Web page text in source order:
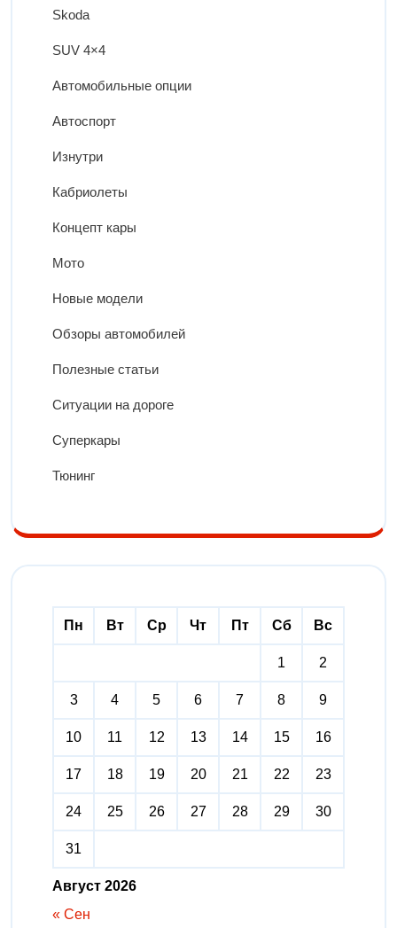
Skoda
SUV 4×4
Автомобильные опции
Автоспорт
Изнутри
Кабриолеты
Концепт кары
Мото
Новые модели
Обзоры автомобилей
Полезные статьи
Ситуации на дороге
Суперкары
Тюнинг
Август 2026
Пн Вт Ср Чт Пт Сб Вс
1 2
3 4 5 6 7 8 9
10 11 12 13 14 15 16
17 18 19 20 21 22 23
24 25 26 27 28 29 30
31
« Сен